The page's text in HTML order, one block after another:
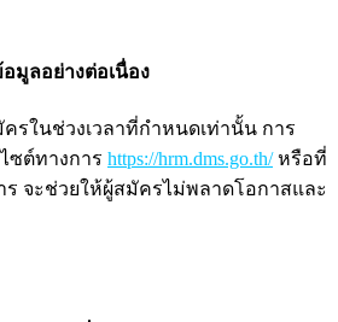
มูลอย่างต่อเนื่อง
รในช่วงเวลาที่กำหนดเท่านั้น การ
ซต์ทางการ https://hrm.dms.go.th/หรือที่
ร จะช่วยให้ผู้สมัครไม่พลาดโอกาสและ